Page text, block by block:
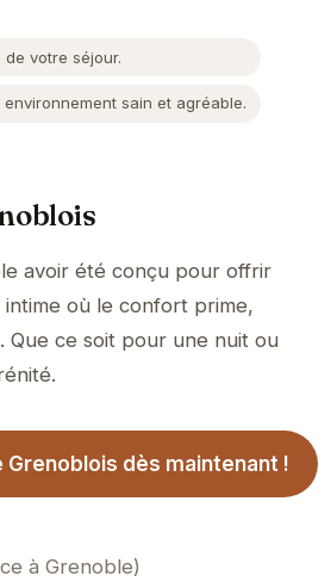
votre séjour.
sain et agréable.
avoir été conçu pour offrir
où le confort prime,
Que ce soit pour une nuit ou
dès maintenant !
à Grenoble)